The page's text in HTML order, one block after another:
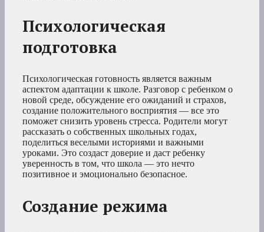
Психологическая
подготовка
Психологическая готовность является важным
аспектом адаптации к школе. Разговор с ребенком о
новой среде, обсуждение его ожиданий и страхов,
создание положительного восприятия — все это
поможет снизить уровень стресса. Родители могут
рассказать о собственных школьных годах,
поделиться веселыми историями и важными
уроками. Это создаст доверие и даст ребенку
уверенность в том, что школа — это нечто
позитивное и эмоционально безопасное.
Создание режима